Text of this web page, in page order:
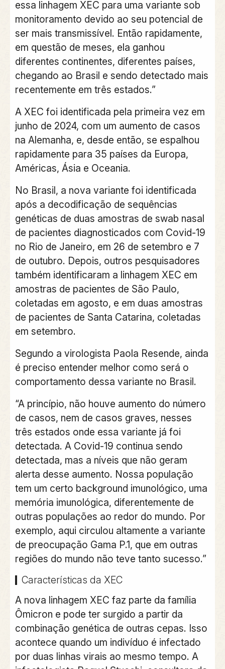
essa linhagem XEC para uma variante sob
monitoramento devido ao seu potencial de
ser mais transmissível. Então rapidamente,
em questão de meses, ela ganhou
diferentes continentes, diferentes países,
chegando ao Brasil e sendo detectado mais
recentemente em três estados.”
A XEC foi identificada pela primeira vez em
junho de 2024, com um aumento de casos
na Alemanha, e, desde então, se espalhou
rapidamente para 35 países da Europa,
Américas, Ásia e Oceania.
No Brasil, a nova variante foi identificada
após a decodificação de sequências
genéticas de duas amostras de swab nasal
de pacientes diagnosticados com Covid-19
no Rio de Janeiro, em 26 de setembro e 7
de outubro. Depois, outros pesquisadores
também identificaram a linhagem XEC em
amostras de pacientes de São Paulo,
coletadas em agosto, e em duas amostras
de pacientes de Santa Catarina, coletadas
em setembro.
Segundo a virologista Paola Resende, ainda
é preciso entender melhor como será o
comportamento dessa variante no Brasil.
“A princípio, não houve aumento do número
de casos, nem de casos graves, nesses
três estados onde essa variante já foi
detectada. A Covid-19 continua sendo
detectada, mas a níveis que não geram
alerta desse aumento. Nossa população
tem um certo background imunológico, uma
memória imunológica, diferentemente de
outras populações ao redor do mundo. Por
exemplo, aqui circulou altamente a variante
de preocupação Gama P.1, que em outras
regiões do mundo não teve tanto sucesso.”
Características da XEC
A nova linhagem XEC faz parte da família
Ômicron e pode ter surgido a partir da
combinação genética de outras cepas. Isso
acontece quando um indivíduo é infectado
por duas linhas virais ao mesmo tempo. A